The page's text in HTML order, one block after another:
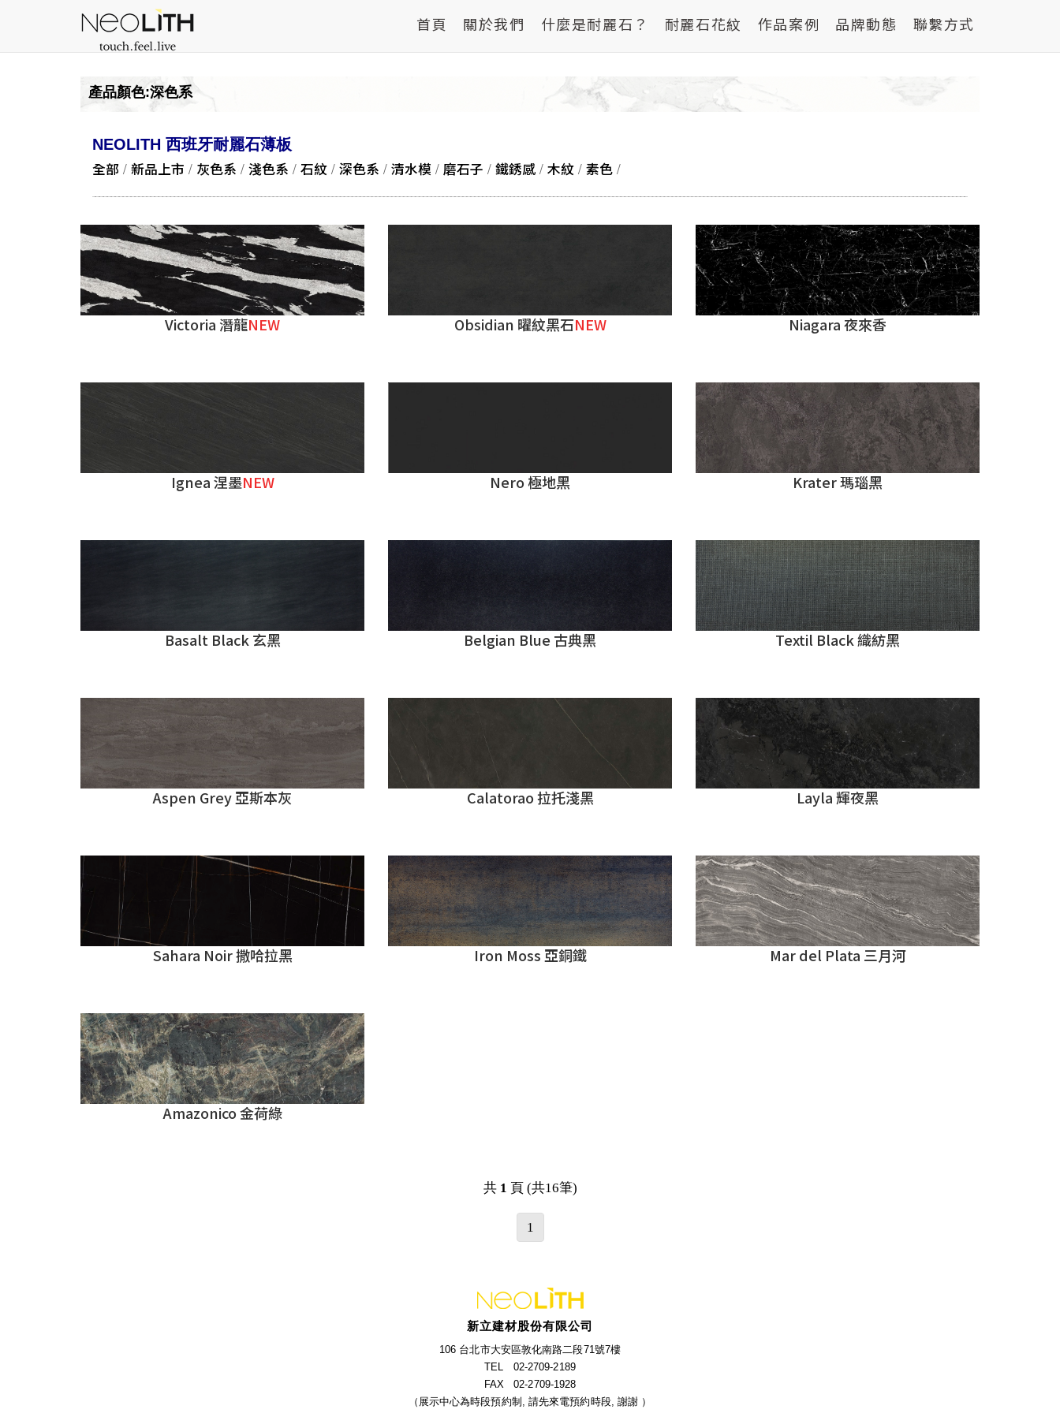
首頁 關於我們 什麼是耐麗石？ 耐麗石花紋 作品案例 品牌動態 聯繫方式
產品顏色:深色系
NEOLITH 西班牙耐麗石薄板
全部 / 新品上市 / 灰色系 / 淺色系 / 石紋 / 深色系 / 清水模 / 磨石子 / 鐵銹感 / 木紋 / 素色 /
Victoria 潛龍NEW Obsidian 曜紋黑石NEW Niagara 夜來香
Ignea 涅墨NEW Nero 極地黑 Krater 瑪瑙黑
Basalt Black 玄黑 Belgian Blue 古典黑 Textil Black 織紡黑
Aspen Grey 亞斯本灰 Calatorao 拉托淺黑 Layla 輝夜黑
Sahara Noir 撒哈拉黑 Iron Moss 亞銅鐵 Mar del Plata 三月河
Amazonico 金荷綠
共 1 頁 (共16筆)
1
新立建材股份有限公司
106 台北市大安區敦化南路二段71號7樓
TEL 02-2709-2189
FAX 02-2709-1928
（展示中心為時段預約制, 請先來電預約時段, 謝謝 ）